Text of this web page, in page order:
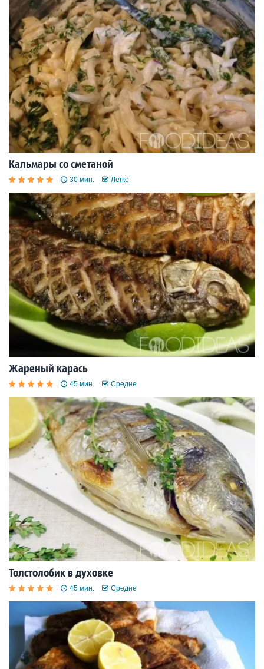
Кальмары со сметаной
30 мин. Легко
Жареный карась
45 мин. Средне
Толстолобик в духовке
45 мин. Средне